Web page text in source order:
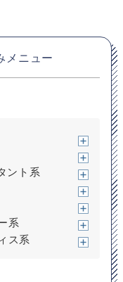
メニュー
ント系
系
ス系